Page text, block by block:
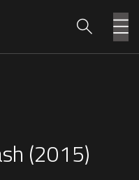
(2015)